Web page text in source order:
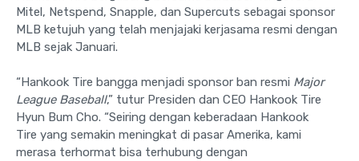
Mitel, Netspend, Snapple, dan Supercuts sebagai sponsor
MLB ketujuh yang telah menjajaki kerjasama resmi dengan
MLB sejak Januari.
“Hankook Tire bangga menjadi sponsor ban resmi Major
League Baseball,” tutur Presiden dan CEO Hankook Tire
Hyun Bum Cho. “Seiring dengan keberadaan Hankook
Tire yang semakin meningkat di pasar Amerika, kami
merasa terhormat bisa terhubung dengan